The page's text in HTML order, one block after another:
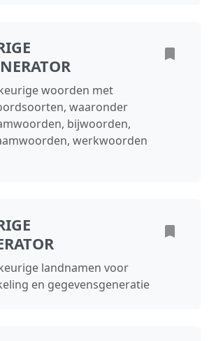
woorden met
waaronder
bijwoorden,
werkwoorden
landnamen voor
en gegevensgeneratie